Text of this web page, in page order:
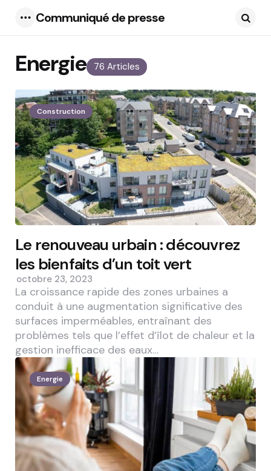
Communiqué de presse
76 Articles
Energie
Construction
Le renouveau urbain : découvrez
les bienfaits d’un toit vert
octobre 23, 2023
La croissance rapide des zones urbaines a
conduit à une augmentation significative des
surfaces imperméables, entraînant des
problèmes tels que l’effet d’îlot de chaleur et la
gestion inefficace des eaux…
Energie